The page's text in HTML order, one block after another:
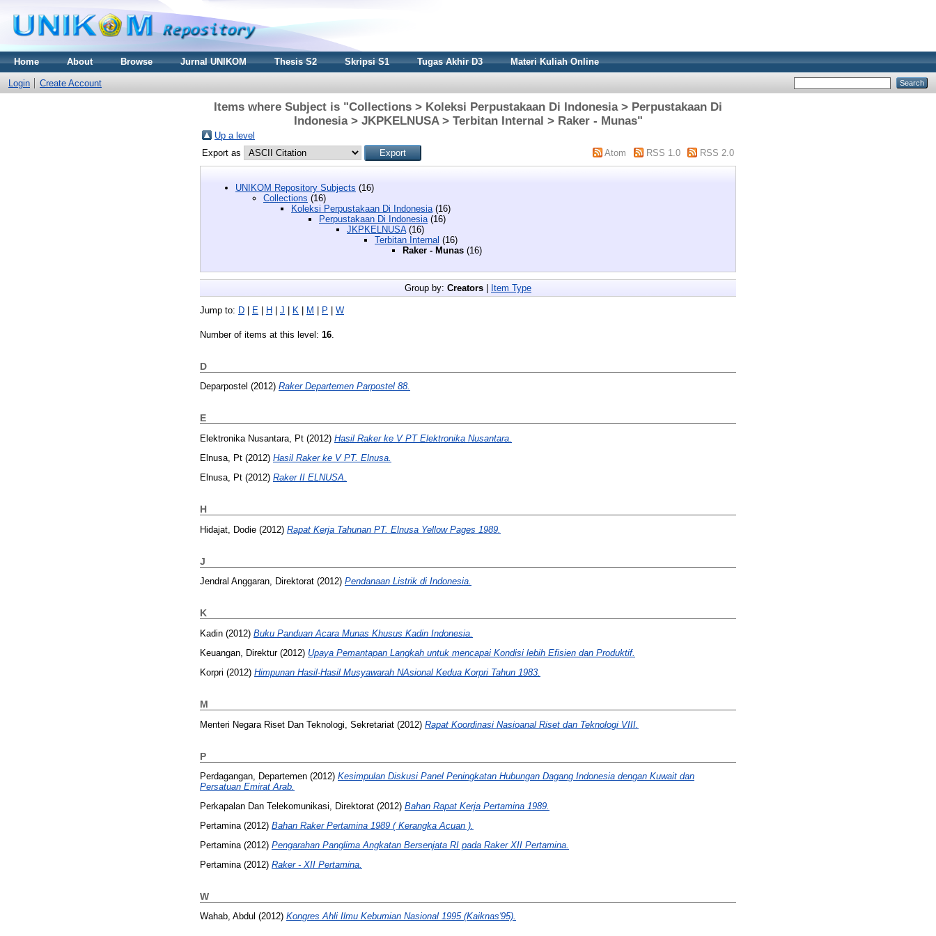
Home About Browse Jurnal UNIKOM Thesis S2 Skripsi S1 Tugas Akhir D3 Materi Kuliah Online
Login Create Account
Items where Subject is "Collections > Koleksi Perpustakaan Di Indonesia > Perpustakaan Di
Indonesia > JKPKELNUSA > Terbitan Internal > Raker - Munas"
Up a level
Export as
Atom RSS 1.0 RSS 2.0
UNIKOM Repository Subjects (16)
Collections (16)
Koleksi Perpustakaan Di Indonesia (16)
Perpustakaan Di Indonesia (16)
JKPKELNUSA(16)
Terbitan Internal (16)
Raker - Munas (16)
Group by: Creators | Item Type
Jump to: D | E | H | J | K | M | P | W
Number of items at this level: 16
D
Deparpostel (2012) Raker Departemen Parpostel 88.
E
Elektronika Nusantara, Pt (2012) Hasil Raker ke V PT Elektronika Nusantara.
Elnusa, Pt (2012) Hasil Raker ke V PT. Elnusa.
Elnusa, Pt (2012) Raker II ELNUSA.
H
Hidajat, Dodie (2012) Rapat Kerja Tahunan PT. Elnusa Yellow Pages 1989.
J
Jendral Anggaran, Direktorat (2012) Pendanaan Listrik di Indonesia.
K
Kadin (2012) Buku Panduan Acara Munas Khusus Kadin Indonesia.
Keuangan, Direktur(2012) Upaya Pemantapan Langkah untuk mencapai Kondisi lebih Efisien dan Produktif.
Korpri (2012) Himpunan Hasil-Hasil Musyawarah NAsional Kedua Korpri Tahun 1983.
M
Menteri Negara Riset Dan Teknologi, Sekretariat (2012) Rapat Koordinasi Nasioanal Riset dan Teknologi VIII.
P
Perdagangan, Departemen (2012) Kesimpulan Diskusi Panel Peningkatan Hubungan Dagang Indonesia dengan Kuwait dan
Persatuan Emirat Arab.
Perkapalan Dan Telekomunikasi, Direktorat (2012) Bahan Rapat Kerja Pertamina 1989.
Pertamina (2012) Bahan Raker Pertamina 1989 ( Kerangka Acuan ).
Pertamina (2012) Pengarahan Panglima Angkatan Bersenjata RI pada Raker XII Pertamina.
Pertamina (2012) Raker - XII Pertamina.
W
Wahab, Abdul (2012) Kongres Ahli Ilmu Kebumian Nasional 1995 (Kaiknas'95).